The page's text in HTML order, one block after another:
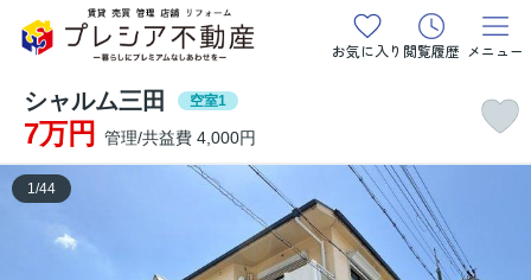
お気に入り 閲覧履歴 メニュー
シャルム三田 空室1
7万円 管理/共益費 4,000円
1 /44